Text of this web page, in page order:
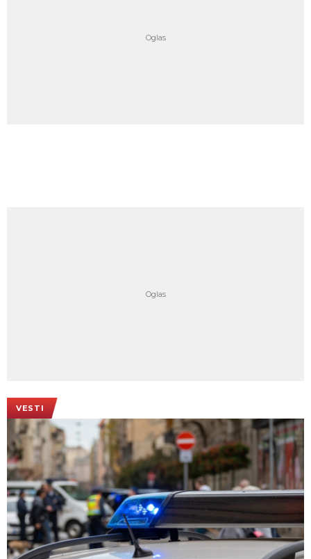
VESTI